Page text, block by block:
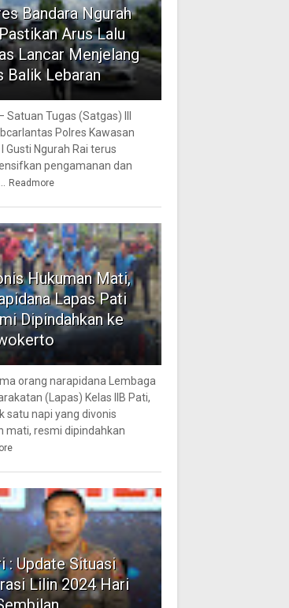
Bandara Ngurah
Arus Lalu
Lancar Menjelang
Balik Lebaran
Satuan Tugas (Satgas) III
Polres Kawasan
Gusti Ngurah Rai terus
pengamanan dan
Readmore
Hukuman Mati,
Lapas Pati
Dipindahkan ke
orang narapidana Lembaga
(Lapas) Kelas IIB Pati,
satu napi yang divonis
mati, resmi dipindahkan
: Update Situasi
Lilin 2024 Hari